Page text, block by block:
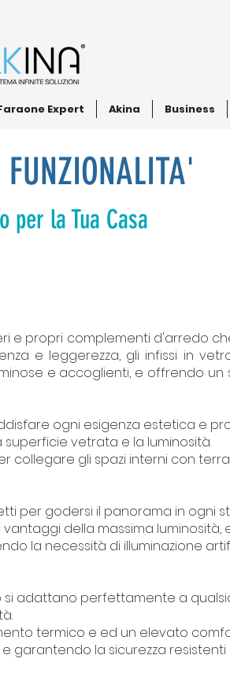
Expert Akina Business
FUNZIONALITA'
per la Tua Casa
e propri complementi d'arredo
e leggerezza, gli infissi in
e accoglienti, e offrendo un
ogni esigenza estetica e
superficie vetrata e la luminosità.
collegare gli spazi interni con
per godersi il panorama in ogni
della massima
la necessità di illuminazione
adattano perfettamente a
termico e ed un elevato
garantendo la sicurezza resistenti